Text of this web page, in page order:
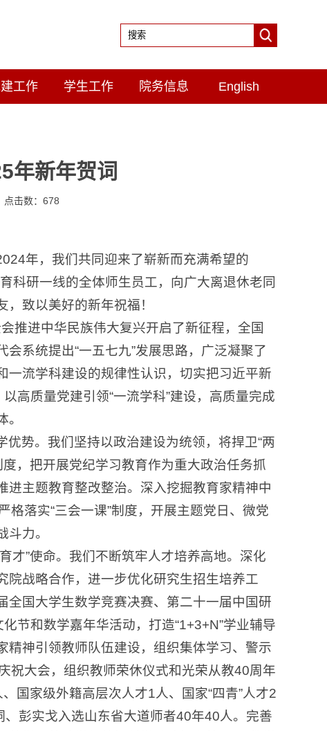
工作 学生工作 院务信息 English
年新年贺词
击数： 678
年，我们共同迎来了崭新而充满希望的
科研一线的全体师生员工，向广大离退休老同
致以美好的新年祝福！
推进中华民族伟大复兴开启了新征程，全国
系统提出“一五七九”发展思路，广泛凝聚了
流学科建设的规律性认识，切实把习近平新
高质量党建引领“一流学科”建设，高质量完成
势。我们坚持以政治建设为统领，将捍卫“两
度，把开展党纪学习教育作为重大政治任务抓
进主题教育整改整治。深入挖掘教育家精神中
落实“三会一课”制度，开展主题党日、微党
力。
才”使命。我们不断筑牢人才培养高地。深化
战略合作，进一步优化研究生招生培养工
全国大学生数学竞赛决赛、第二十一届中国研
节和数学嘉年华活动，打造“1+3+N”学业辅导
神引领教师队伍建设，组织集体学习、警示
祝大会，组织教师荣休仪式和光荣从教40周年
国家级外籍高层次人才1人、国家“四青”人才2
彭实戈入选山东省大道师者40年40人。完善